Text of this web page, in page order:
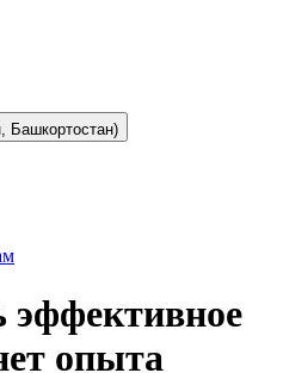
Башкортостан)
эффективное
опыта